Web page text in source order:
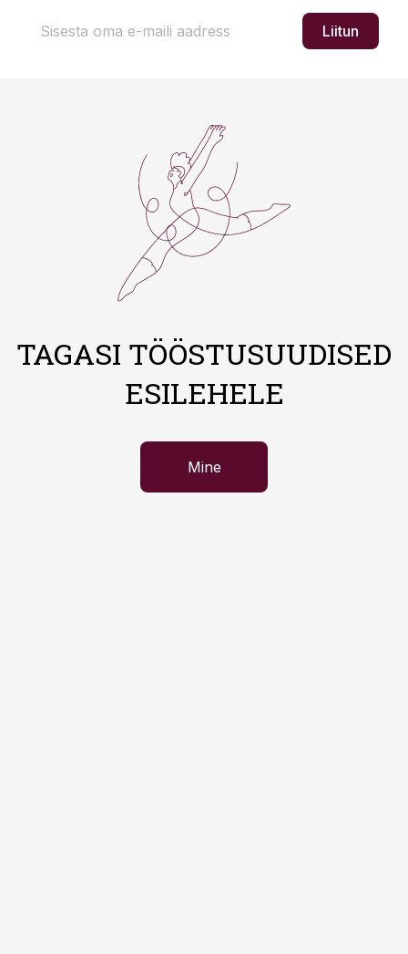
Liitun
TAGASI TÖÖSTUSUUDISED
ESILEHELE
Mine